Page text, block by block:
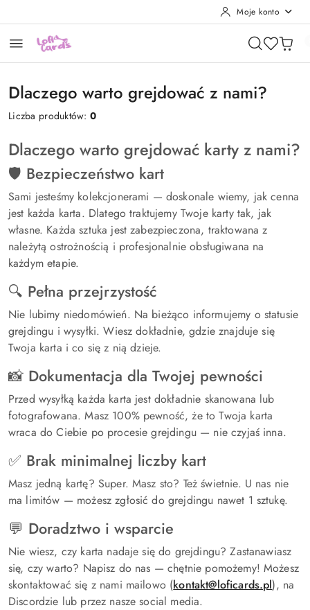
Moje konto
Dlaczego warto grejdować z nami?
Liczba produktów:0
Dlaczego warto grejdować karty z nami?
🛡️ Bezpieczeństwo kart
Sami jesteśmy kolekcjonerami — doskonale wiemy, jak cenna
jest każda karta. Dlatego traktujemy Twoje karty tak, jak
własne. Każda sztuka jest zabezpieczona, traktowana z
należytą ostrożnością i profesjonalnie obsługiwana na
każdym etapie.
🔍 Pełna przejrzystość
Nie lubimy niedomówień. Na bieżąco informujemy o statusie
grejdingu i wysyłki. Wiesz dokładnie, gdzie znajduje się
Twoja karta i co się z nią dzieje.
📸 Dokumentacja dla Twojej pewności
Przed wysyłką każda karta jest dokładnie skanowana lub
fotografowana. Masz 100% pewność, że to Twoja karta
wraca do Ciebie po procesie grejdingu — nie czyjaś inna.
✅ Brak minimalnej liczby kart
Masz jedną kartę? Super. Masz sto? Też świetnie. U nas nie
ma limitów — możesz zgłosić do grejdingu nawet 1 sztukę.
💬 Doradztwo i wsparcie
Nie wiesz, czy karta nadaje się do grejdingu? Zastanawiasz
się, czy warto? Napisz do nas — chętnie pomożemy! Możesz
skontaktować się z nami mailowo (kontakt@loficards.pl), na
Discordzie lub przez nasze social media.